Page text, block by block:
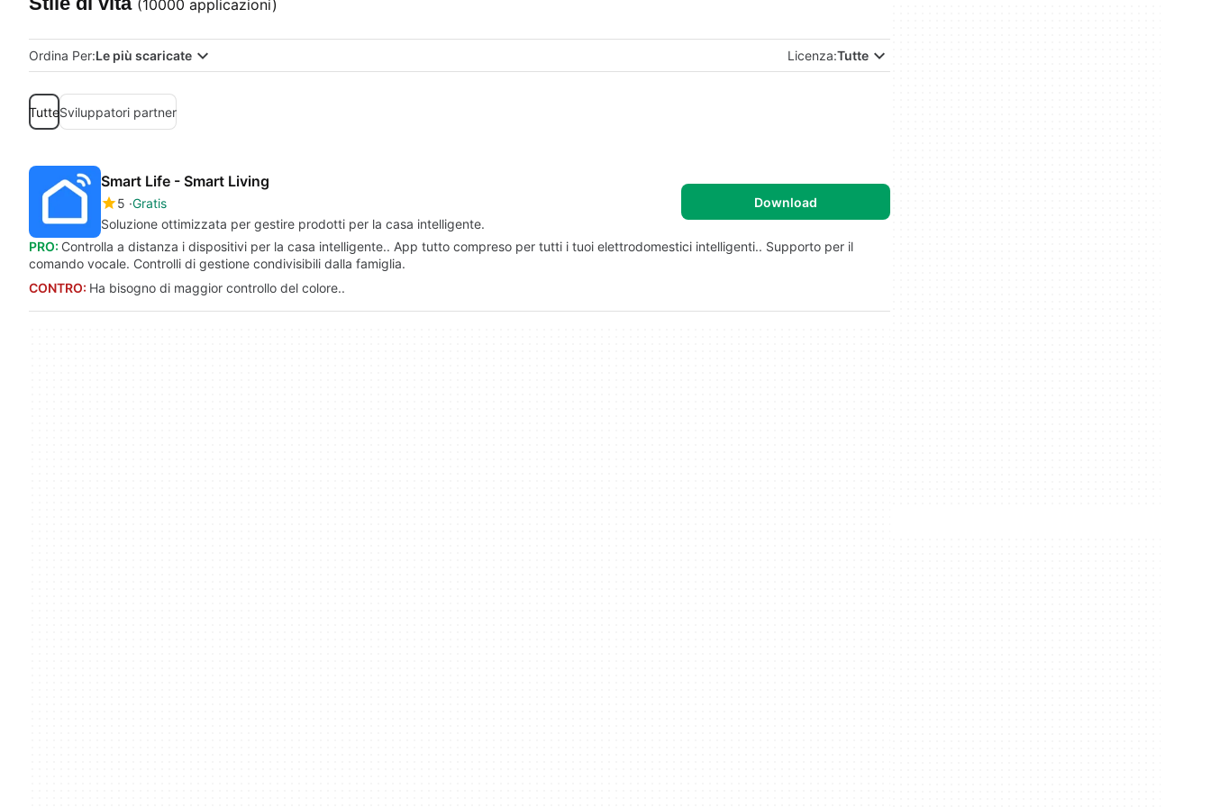
(10000 applicazioni)
Ordina Per:Le più scaricate Licenza:Tutte
TutteSviluppatori partner
Smart Life - Smart Living
5 Gratis
Soluzione ottimizzata per gestire prodotti per la casa intelligente.
Download
PRO: Controlla a distanza i dispositivi per la casa intelligente.. App tutto compreso per tutti i tuoi elettrodomestici intelligenti.. Supporto per il
comando vocale. Controlli di gestione condivisibili dalla famiglia.
CONTRO: Ha bisogno di maggior controllo del colore..